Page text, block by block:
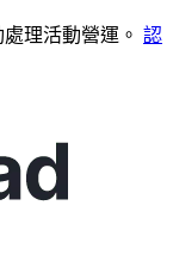
理活動營運。 認